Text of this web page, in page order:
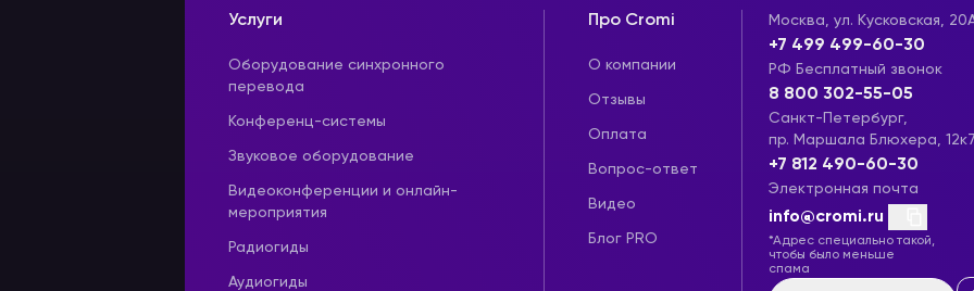
Услуги
Оборудование синхронного
перевода
Конференц-системы
Звуковое оборудование
Видеоконференции и онлайн-
мероприятия
Радиогиды
Аудиогиды
Про Cromi
О компании
Отзывы
Оплата
Вопрос-ответ
Видео
Блог PRO
Москва, ул. Кусковская,
+7 499 499-60-30
РФ Бесплатный звонок
8 800 302-55-05
Санкт-Петербург,
пр. Маршала Блюхера, 12к7
+7 812 490-60-30
Электронная почта
info@cromi.ru
*Адрес специально такой,
чтобы было меньше
спама